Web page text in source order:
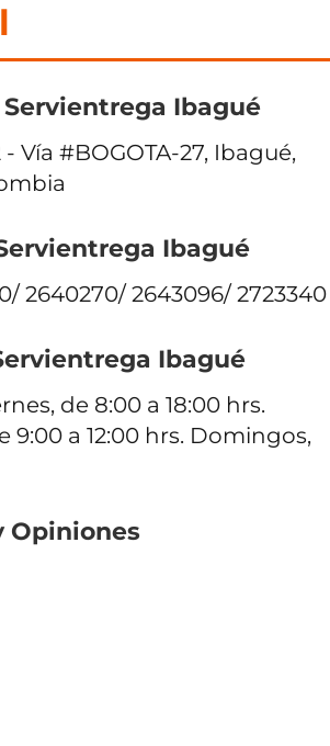
Ibagué
- Vía #BOGOTA-27, Ibagué,
Ibagué
2640270/ 2643096/ 2723340
Ibagué
de 8:00 a 18:00 hrs.
9:00 a 12:00 hrs. Domingos,
Opiniones